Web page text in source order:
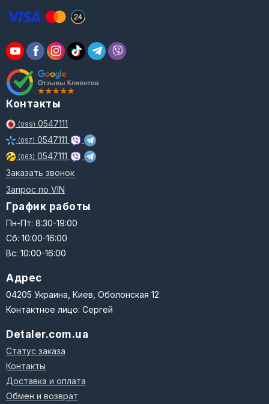
Контакты
(099) 0547111
(097) 0547111
(063) 0547111
Заказать звонок
Запрос по VIN
График работы
Пн-Пт: 8:30-19:00
Сб: 10:00-16:00
Вс: 10:00-16:00
Адрес
04205 Украина, Киев, Оболонская 12
Контактное лицо: Сергей
Detaler.com.ua
Статус заказа
Контакты
Доставка и оплата
Обмен и возврат